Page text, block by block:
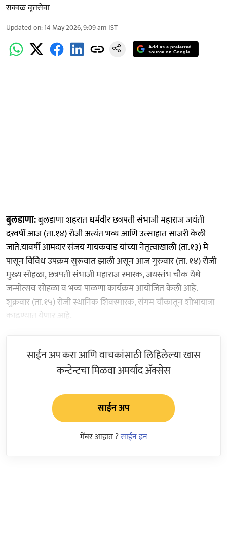
सकाळ वृत्तसेवा
Updated on:14 May 2026, 9:09 am IST
Add as a preferred
source on Google
बुलडाणा:बुलडाणा शहरात धर्मवीर छत्रपती संभाजी महाराज जयंती
दरवर्षी आज (ता.१४) रोजी अत्यंत भव्य आणि उत्साहात साजरी केली
जाते.यावर्षी आमदार संजय गायकवाड यांच्या नेतृत्वाखाली (ता.१३) मे
पासून विविध उपक्रम सुरूवात झाली असून आज गुरुवार (ता. १४) रोजी
मुख्य सोहळा, छत्रपती संभाजी महाराज स्मारक, जयस्तंभ चौक येथे
जन्मोत्सव सोहळा व भव्य पाळणा कार्यक्रम आयोजित केली आहे.
शुक्रवार (ता.१५) रोजी स्थानिक शिवस्मारक, संगम चौकातून शोभायात्रा
काढण्यात येणार आहे.
साईन अप करा आणि वाचकांसाठी लिहिलेल्या खास
कन्टेन्टचा मिळवा अमर्याद ॲक्सेस
साईन अप
मेंबर आहात ?साईन इन